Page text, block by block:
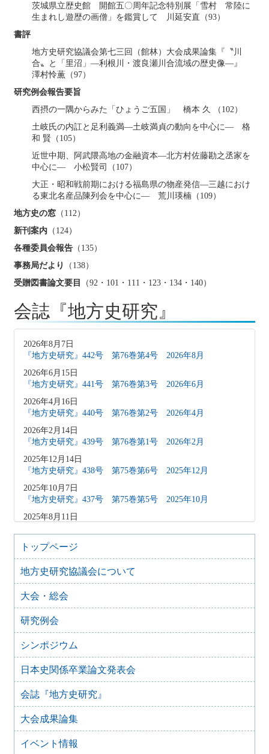
茨城県立歴史館 開館五〇周年記念特別展「雪村 常陸に
生まれし遊歴の画僧」を鑑賞して 川延安直（93）
書評
地方史研究協議会第七三回（館林）大会成果論集『〝川
合〟と「里沼」―利根川・渡良瀬川合流域の歴史像―』
澤村怜薫（97）
研究例会報告要旨
西摂の一隅からみた「ひょうご五国」 橋本 久 （102）
土岐氏の内訌と足利義満―土岐満貞の動向を中心に― 格
和 賢（105）
近世中期、阿武隈高地の金融資本―北方村佐藤勘之丞家を
中心に― 小松賢司（107）
大正・昭和戦前期における福島県の物産発信―三越におけ
る東北名産品陳列会を中心に― 荒川瑛楠（109）
地方史の窓 （112）
新刊案内 （124）
各種委員会報告 （135）
事務局だより
（138）
受贈図書論文要目
（92・101・111・123・134・140）
会誌『地方史研究』
2026年8月7日
『地方史研究』442号 第76巻第4号 2026年8月
2026年6月15日
『地方史研究』441号 第76巻第3号 2026年6月
2026年4月16日
『地方史研究』440号 第76巻第2号 2026年4月
2026年2月14日
『地方史研究』439号 第76巻第1号 2026年2月
2025年12月14日
『地方史研究』438号 第75巻第6号 2025年12月
2025年10月7日
『地方史研究』437号 第75巻第5号 2025年10月
2025年8月11日
2025年8月10日
「原稿募集」を変更致しました
2025年6月9日
『地方史研究』435号 第75巻第3号 2025年6月
2025年4月9日
『地方史研究』434号 第75巻第2号 2025年4月
2025年2月10日
『地方史研究』433号 第75巻第1号 2025年2月
『地方史研究』432号 第74巻第6号 2024年12月
2024年11月21日
『地方史研究』431号 第74巻第5号 2024年10月
2024年11月20日
『地方史研究』430号 第74巻第4号 2024年8月
2024年6月4日
トップページ
地方史研究協議会について
大会・総会
研究例会
シンポジウム
日本史関係卒業論文発表会
会誌『地方史研究』
大会成果論集
イベント情報